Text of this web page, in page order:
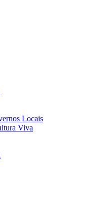
Locais
Viva